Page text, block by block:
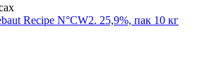
Recipe N°CW2. 25,9%, пак 10 кг